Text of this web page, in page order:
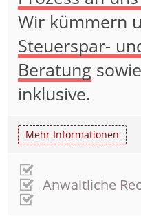
Wir kümmern
Steuerspar-
Beratung
inklusive.
Mehr Informationen
Anwaltliche